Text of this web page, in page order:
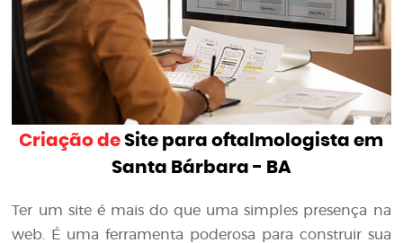
Criação de Site para oftalmologista em
Santa Bárbara - BA
Ter um site é mais do que uma simples presença na
web. É uma ferramenta poderosa para construir sua